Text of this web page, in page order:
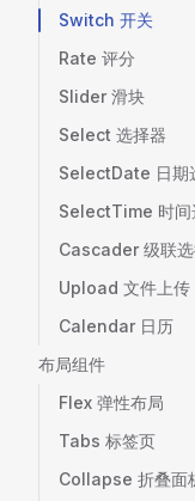
Switch 开关
Rate 评分
Slider 滑块
Select 选择器
SelectDate 日期
SelectTime 时间
Cascader 级联
Upload 文件上传
Calendar 日历
布局组件
Flex 弹性布局
Tabs 标签页
Collapse 折叠面